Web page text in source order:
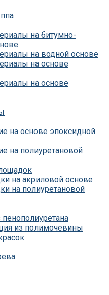
на битумно-
на водной основе
на основе
на основе
на основе эпоксидной
на полиуретановой
на акриловой основе
на полиуретановой
пенополиуретана
из полимочевины